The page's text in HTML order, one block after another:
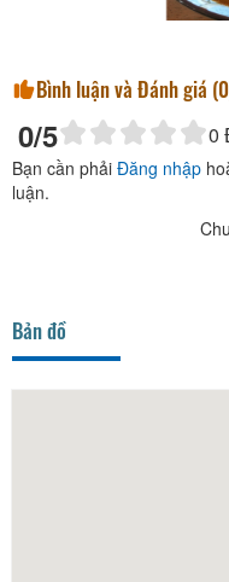
Bình luận và Đánh giá (0
0/5 0
Bạn cần phải Đăng nhập
luận.
Bản đồ